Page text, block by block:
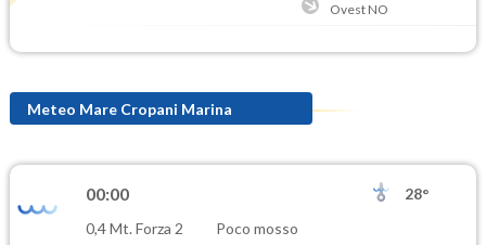
Ovest NO
Meteo Mare Cropani Marina
00:00
28°
0,4 Mt. Forza 2
Poco mosso